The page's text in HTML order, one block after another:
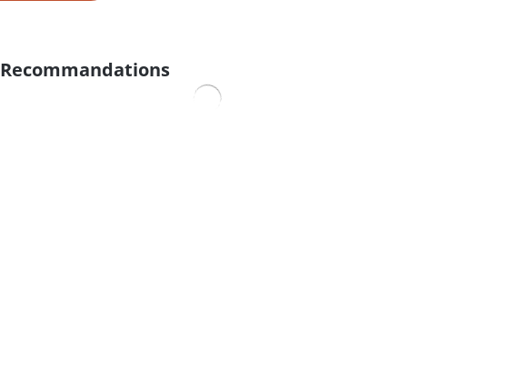
Recommandations